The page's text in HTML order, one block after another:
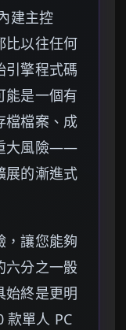
建主控
比以往任何
引擎程式碼
能是一個有
檔檔案、成
大風險——
展的漸進式
，讓您能夠
六分之一骰
始終是更明
款單人 PC